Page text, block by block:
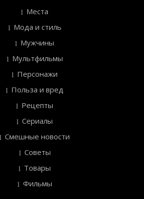
Места
Мода и стиль
Мужчины
Мультфильмы
Персонажи
Польза и вред
Рецепты
Сериалы
Смешные новости
Советы
Товары
Фильмы